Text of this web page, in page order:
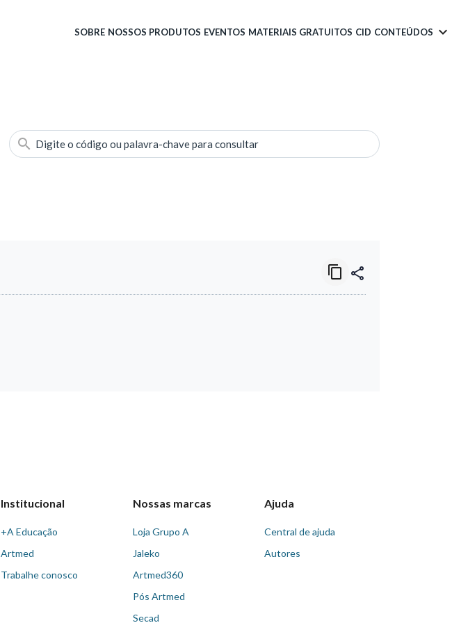
SOBRE NOSSOS PRODUTOS EVENTOS MATERIAIS GRATUITOS CID CONTEÚDOS
Digite o código ou palavra-chave para consultar
Institucional
+A Educação
Artmed
Trabalhe conosco
Nossas marcas
Loja Grupo A
Jaleko
Artmed360
Pós Artmed
Secad
Ajuda
Central de ajuda
Autores